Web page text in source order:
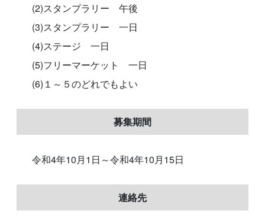
(2)スタンプラリー 午後
(3)スタンプラリー 一日
(4)ステージ 一日
(5)フリーマーケット 一日
(6)１～５のどれでもよい
募集期間
令和4年10月1日～令和4年10月15日
連絡先